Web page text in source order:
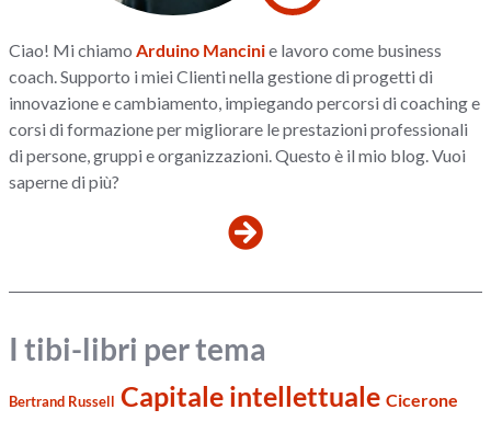
Ciao! Mi chiamoArduino Mancinie lavoro come business
coach. Supporto i miei Clienti nella gestione di progetti di
innovazione e cambiamento, impiegando percorsi di coaching e
corsi di formazione per migliorare le prestazioni professionali
di persone, gruppi e organizzazioni. Questo è il mio blog. Vuoi
saperne di più?
I tibi-libri per tema
Bertrand Russell Capitale intellettuale Cicerone